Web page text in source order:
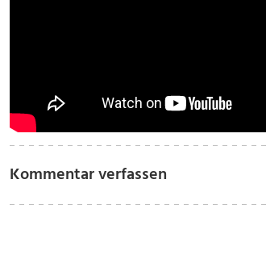
Kommentar verfassen